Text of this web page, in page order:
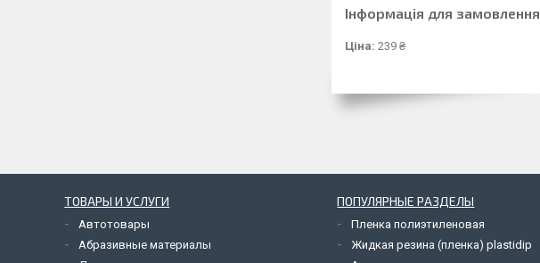
Інформація для замовлення
Ціна: 239 ₴
ТОВАРЫ И УСЛУГИ
Автотовары
Абразивные материалы
ПОПУЛЯРНЫЕ РАЗДЕЛЫ
Пленка полиэтиленовая
Жидкая резина (пленка) plastidip